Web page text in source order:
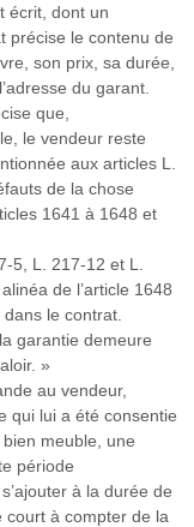
écrit, dont un
précise le contenu de
son prix, sa durée,
du garant.
que,
le vendeur reste
aux articles L.
de la chose
1641 à 1648 et
5, L. 217-12 et L.
de l’article 1648
le contrat.
garantie demeure
»
au vendeur,
qui lui a été consentie
bien meuble, une
période
à la durée de
court à compter de la